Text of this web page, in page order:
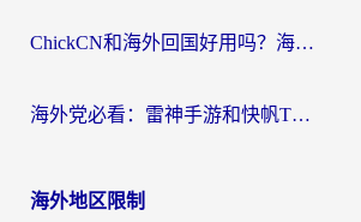
ChickCN和海外回国好用吗？海外党2026亲测：从手游到影音，选对加速器的3个关键
海外党必看：雷神手游和快帆TV版好用吗？3步选对回国加速器不踩坑
海外地区限制